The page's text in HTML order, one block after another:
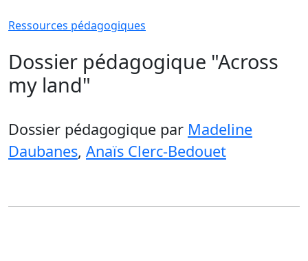
Ressources pédagogiques
Dossier pédagogique "Across
my land"
Dossier pédagogique par Madeline
Daubanes, Anaïs Clerc-Bedouet